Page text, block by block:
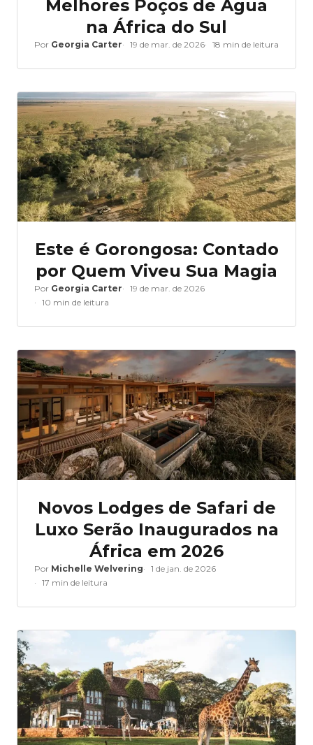
Melhores Poços de Água
na África do Sul
Por Georgia Carter 19 de mar. de 2026 18 min de leitura
Este é Gorongosa: Contado
por Quem Viveu Sua Magia
Por Georgia Carter
19 de mar. de 2026
10 min de leitura
Novos Lodges de Safari de
Luxo Serão Inaugurados na
África em 2026
Por Michelle Welvering
1 de jan. de 2026
17 min de leitura